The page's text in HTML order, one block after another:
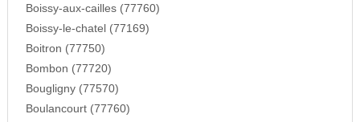
Boissy-aux-cailles (77760)
Boissy-le-chatel (77169)
Boitron (77750)
Bombon (77720)
Bougligny (77570)
Boulancourt (77760)